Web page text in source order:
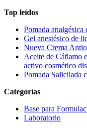
Top leídos
Pomada analgésica
Gel anestésico de
Nueva Crema
Aceite de Cáñamo
activo cosmético
Pomada Salicilada
Categorías
Base para
Laboratorio